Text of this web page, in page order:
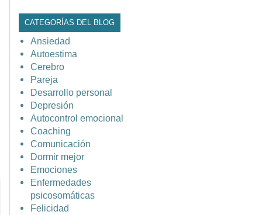
CATEGORÍAS DEL BLOG
Ansiedad
Autoestima
Cerebro
Pareja
Desarrollo personal
Depresión
Autocontrol emocional
Coaching
Comunicación
Dormir mejor
Emociones
Enfermedades
psicosomáticas
Felicidad